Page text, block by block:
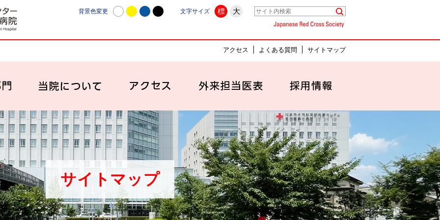
日本赤十字社愛知医療センター名古屋第一病院 | 愛知県名古屋市中村区
背景色変更 文字サイズ 標 大
アクセス よくある質問 サイトマップ
診療科・部門 当院について アクセス 外来担当医表
サイトマップ